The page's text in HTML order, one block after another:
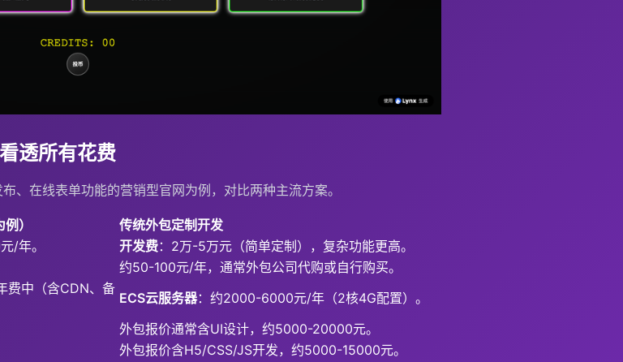
透所有花费
、在线表单功能的营销型官网为例，对比两种主流方案。
）
传统外包定制开发
/年。 开发费：2万-5万元（简单定制），复杂功能更高。
约50-100元/年，通常外包公司代购或自行购买。
费中（含CDN、备
ECS云服务器：约2000-6000元/年（2核4G配置）。
外包报价通常含UI设计，约5000-20000元。
外包报价含H5/CSS/JS开发，约5000-15000元。